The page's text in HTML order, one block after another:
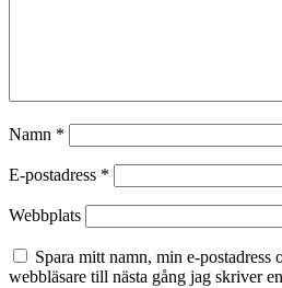
Namn *
E-postadress *
Webbplats
Spara mitt namn, min e-postadress
webbläsare till nästa gång jag skriver